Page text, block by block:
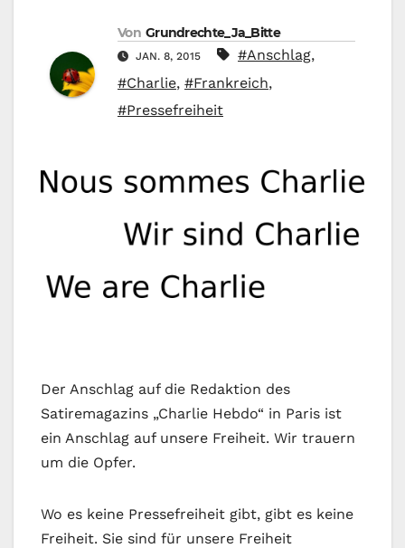
Von Grundrechte_Ja_Bitte
JAN. 8, 2015 #Anschlag,
#Charlie, #Frankreich,
#Pressefreiheit
Der Anschlag auf die Redaktion des
Satiremagazins „Charlie Hebdo“ in Paris ist
ein Anschlag auf unsere Freiheit. Wir trauern
um die Opfer.
Wo es keine Pressefreiheit gibt, gibt es keine
Freiheit. Sie sind für unsere Freiheit